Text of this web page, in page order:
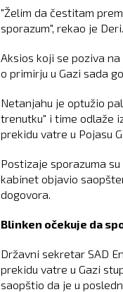
"Želim da čestitam
sporazum", rekao je Deri.
Aksios koji se poziva
o primirju u Gazi sada
Netanjahu je optužio
trenutku" i time odlaže
prekidu vatre u Pojasu
Postizaje sporazuma
kabinet objavio
dogovora.
Blinken očekuje da
Državni sekretar SAD
prekidu vatre u Gazi
saopštio da je u